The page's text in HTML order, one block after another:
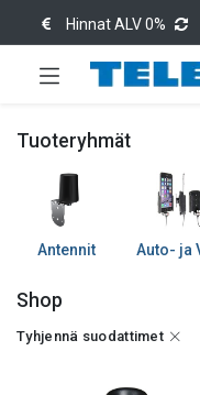
Hinnat ALV 0%
Tuoteryhmät
Antennit
Shop
Tyhjennä suodattimet